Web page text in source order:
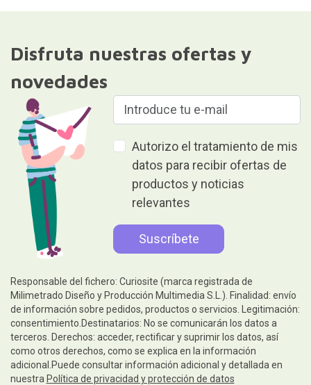
Disfruta nuestras ofertas y
novedades
Autorizo el tratamiento de mis
datos para recibir ofertas de
productos y noticias
relevantes
Responsable del fichero: Curiosite (marca registrada de
Milimetrado Diseño y Producción Multimedia S.L.). Finalidad: envío
de información sobre pedidos, productos o servicios. Legitimación:
consentimiento.Destinatarios: No se comunicarán los datos a
terceros. Derechos: acceder, rectificar y suprimir los datos, así
como otros derechos, como se explica en la información
adicional.Puede consultar información adicional y detallada en
nuestra Política de privacidad y protección de datos